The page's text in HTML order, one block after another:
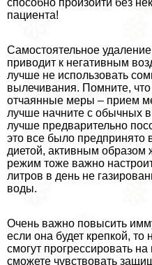
способно произойти без
пациента!
Самостоятельное
приводит к негативным
лучше не использовать
вылечивания. Помните,
отчаянные меры – прием
лучше начните с обычных
лучше предварительно
это все было предпринято
диетой, активным образом
режим тоже важно
литров в день не
воды.
Очень важно повысить
если она будет крепкой,
смогут прогрессировать
сможете чувствовать